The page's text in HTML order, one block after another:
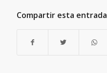
Compartir esta entrada